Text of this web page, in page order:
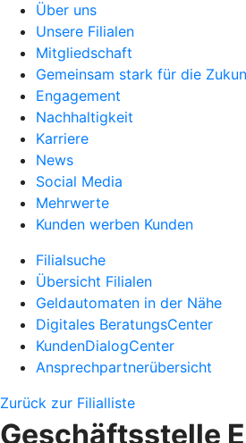
Über uns
Unsere Filialen
Mitgliedschaft
Gemeinsam stark für die
Engagement
Nachhaltigkeit
Karriere
News
Social Media
Mehrwerte
Kunden werben Kunden
Filialsuche
Übersicht Filialen
Geldautomaten in der Nähe
Digitales BeratungsCenter
KundenDialogCenter
Ansprechpartnerübersicht
Zurück zur Filialliste
Geschäftsstelle